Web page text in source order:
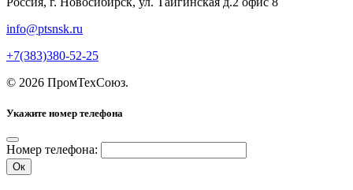
info@ptsnsk.ru
+7(383)380-52-25
© 2026 ПромТехСоюз.
Укажите номер телефона
Номер телефона:
Ок